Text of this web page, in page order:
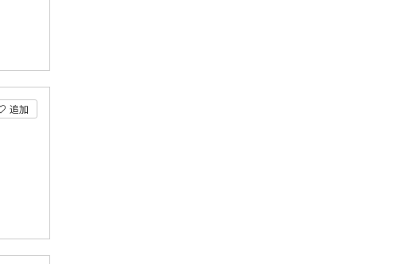
追加